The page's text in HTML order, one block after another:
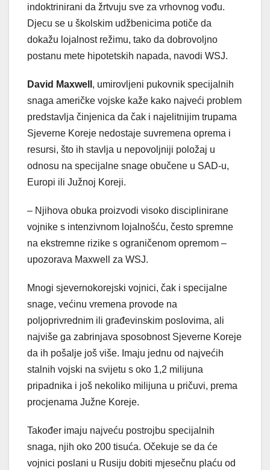
indoktrinirani da žrtvuju sve za vrhovnog vođu.
Djecu se u školskim udžbenicima potiče da
dokažu lojalnost režimu, tako da dobrovoljno
postanu mete hipotetskih napada, navodi WSJ.
David Maxwell , umirovljeni pukovnik specijalnih
snaga američke vojske kaže kako najveći problem
predstavlja činjenica da čak i najelitnijim trupama
Sjeverne Koreje nedostaje suvremena oprema i
resursi, što ih stavlja u nepovoljniji položaj u
odnosu na specijalne snage obučene u SAD-u,
Europi ili Južnoj Koreji.
– Njihova obuka proizvodi visoko disciplinirane
vojnike s intenzivnom lojalnošću, često spremne
na ekstremne rizike s ograničenom opremom –
upozorava Maxwell za WSJ.
Mnogi sjevernokorejski vojnici, čak i specijalne
snage, većinu vremena provode na
poljoprivrednim ili građevinskim poslovima, ali
najviše ga zabrinjava sposobnost Sjeverne Koreje
da ih pošalje još više. Imaju jednu od najvećih
stalnih vojski na svijetu s oko 1,2 milijuna
pripadnika i još nekoliko milijuna u pričuvi, prema
procjenama Južne Koreje.
Također imaju najveću postrojbu specijalnih
snaga, njih oko 200 tisuća. Očekuje se da će
vojnici poslani u Rusiju dobiti mjesečnu plaću od